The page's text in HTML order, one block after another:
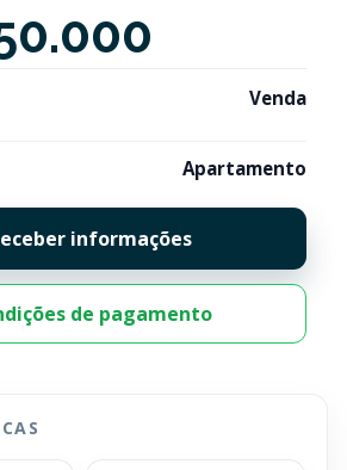
Venda
Apartamento
informações
de pagamento